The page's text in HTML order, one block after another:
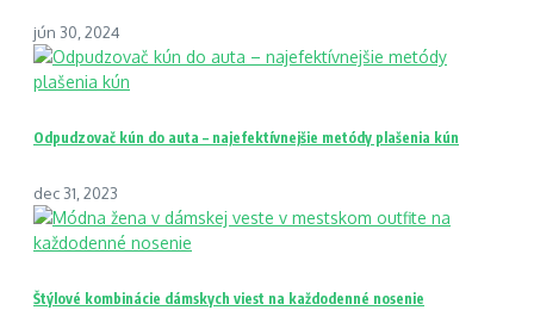
jún 30, 2024
Odpudzovač kún do auta – najefektívnejšie metódy plašenia kún
dec 31, 2023
Štýlové kombinácie dámskych viest na každodenné nosenie